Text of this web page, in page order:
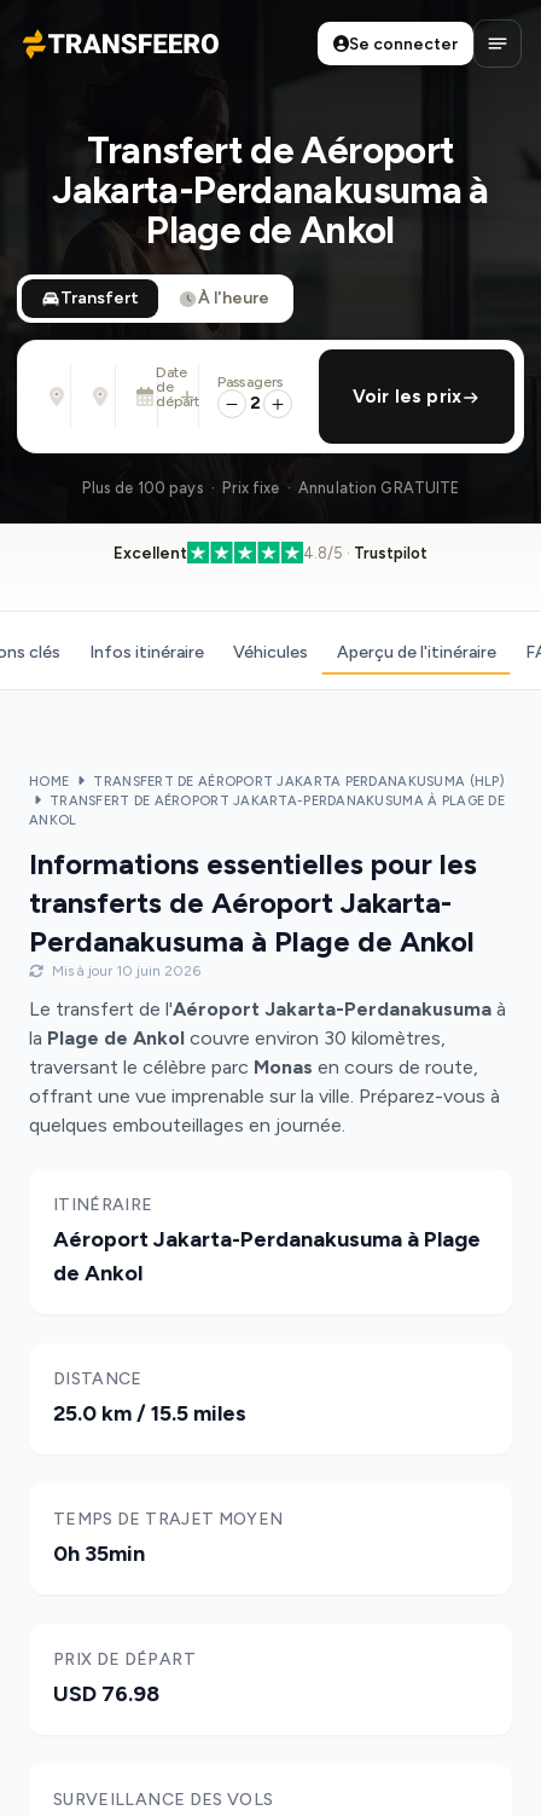
Transfeero
Se connecter
Transfert de Aéroport
Jakarta-Perdanakusuma à
Plage de Ankol
Transfert À l'heure
Adresse, aéroport, hôtel, ...
Adresse, aéroport, hôtel, ...
Date
de
départ
Lun. 10 Août · 13:45
ajouter retour
Passagers
2 Voir les prix
Plus de 100 pays · Prix fixe · Annulation GRATUITE
Excellent 4.8/5 · Trustpilot
clés Infos itinéraire Véhicules Aperçu de l'itinéraire
HOME
TRANSFERT DE AÉROPORT JAKARTA PERDANAKUSUMA (HLP)
TRANSFERT DE AÉROPORT JAKARTA-PERDANAKUSUMA À PLAGE DE
ANKOL
Informations essentielles pour les
transferts de Aéroport Jakarta-
Perdanakusuma à Plage de Ankol
Mis à jour 10 juin 2026
Le transfert de l'Aéroport Jakarta-Perdanakusuma à
la Plage de Ankol couvre environ 30 kilomètres,
traversant le célèbre parc Monas en cours de route,
offrant une vue imprenable sur la ville. Préparez-vous à
quelques embouteillages en journée.
ITINÉRAIRE
Aéroport Jakarta-Perdanakusuma à Plage
de Ankol
DISTANCE
25.0 km / 15.5 miles
TEMPS DE TRAJET MOYEN
0h 35min
PRIX DE DÉPART
USD 76.98
SURVEILLANCE DES VOLS